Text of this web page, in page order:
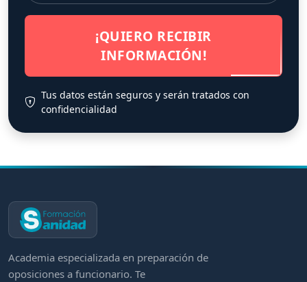
¡QUIERO RECIBIR
INFORMACIÓN!
Tus datos están seguros y serán tratados con
confidencialidad
Academia especializada en preparación de
oposiciones a funcionario. Te